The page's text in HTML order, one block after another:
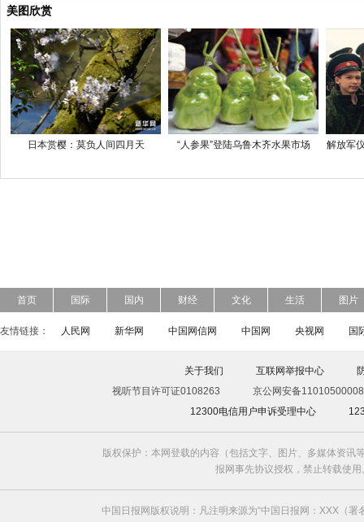
美图欣赏
日本赏樱：莫负人间四月天 “人参果”登陆乌鲁木齐水果市场 解放军
首页 国际 国内 财经 文化 生活 图片
友情链接： 人民网 新华网 中国网信网 中国网 央视网 国
关于我们 互联网举报中心
视听节目许可证0108263
京公网安备
12300电信用户申诉受理中心
版权保护：本网登载的内容（包括文字、图片、多媒体资
报网事先协议授权，禁止转载使
中国日报网版权说明：凡注明来源为“中国日报网：XXX（